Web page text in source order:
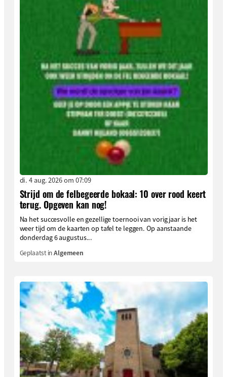
di. 4 aug. 2026 om 07:09
Strijd om de felbegeerde bokaal: 10 over rood keert
terug. Opgeven kan nog!
Na het succesvolle en gezellige toernooi van vorig jaar is het
weer tijd om de kaarten op tafel te leggen. Op aanstaande
donderdag 6 augustus...
Geplaatst inAlgemeen